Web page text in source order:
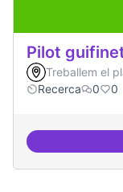
Pilot
Treballem el
Recerca
0 0